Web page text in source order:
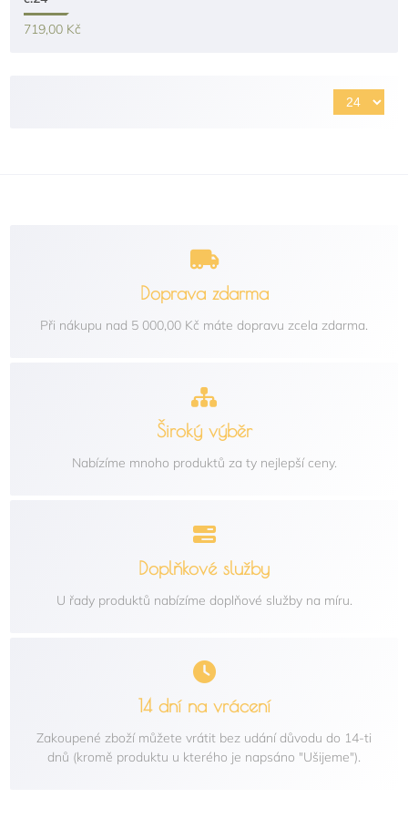
719,00 Kč
Doprava zdarma
Při nákupu nad 5 000,00 Kč máte dopravu zcela zdarma.
Široký výběr
Nabízíme mnoho produktů za ty nejlepší ceny.
Doplňkové služby
U řady produktů nabízíme doplňové služby na míru.
14 dní na vrácení
Zakoupené zboží můžete vrátit bez udání důvodu do 14-ti
dnů (kromě produktu u kterého je napsáno "Ušijeme").